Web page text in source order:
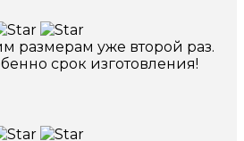
размерам уже второй раз.
срок изготовления!